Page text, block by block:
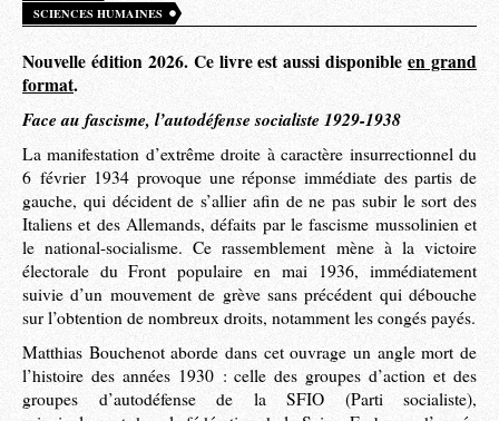
SCIENCES HUMAINES
Nouvelle édition 2026. Ce livre est aussi disponibleen grand
format.
Face au fascisme, l’autodéfense socialiste 1929-1938
La manifestation d’extrême droite à caractère insurrectionnel du
6 février 1934 provoque une réponse immédiate des partis de
gauche, qui décident de s’allier afin de ne pas subir le sort des
Italiens et des Allemands, défaits par le fascisme mussolinien et
le national-socialisme. Ce rassemblement mène à la victoire
électorale du Front populaire en mai 1936, immédiatement
suivie d’un mouvement de grève sans précédent qui débouche
sur l’obtention de nombreux droits, notamment les congés payés.
Matthias Bouchenot aborde dans cet ouvrage un angle mort de
l’histoire des années 1930 : celle des groupes d’action et des
groupes d’autodéfense de la SFIO (Parti socialiste),